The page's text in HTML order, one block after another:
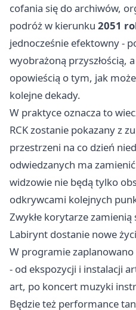
cofania się do archiwów,
podróż w kierunku 2051
jednocześnie efektowny -
wyobrażoną przyszłością,
opowieścią o tym, jak
kolejne dekady.
W praktyce oznacza to
RCK zostanie pokazany z
przestrzeni na co dzień
odwiedzanych ma
widzowie nie będą tylko
odkrywcami kolejnych
Zwykłe korytarze
Labirynt dostanie nowe
W programie
- od ekspozycji i instalacji
art, po koncert muzyki
Będzie też performance